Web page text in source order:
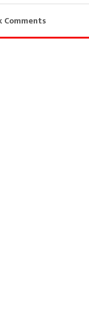
Comments